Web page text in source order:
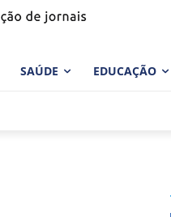
SAÚDE EDUCAÇÃO